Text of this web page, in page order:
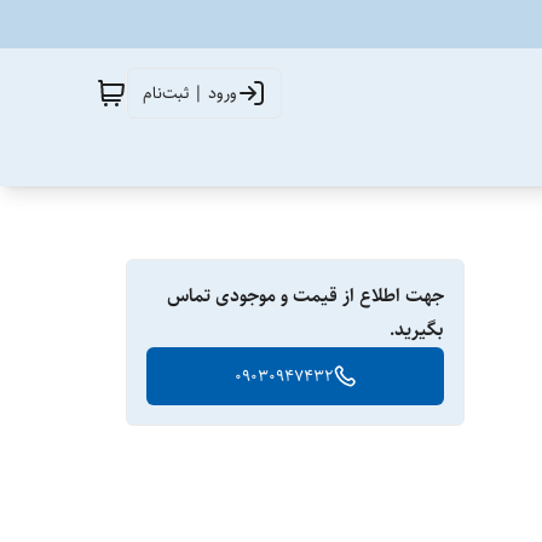
ورود | ثبت‌نام
جهت اطلاع از قیمت و موجودی تماس
بگیرید.
09030947432